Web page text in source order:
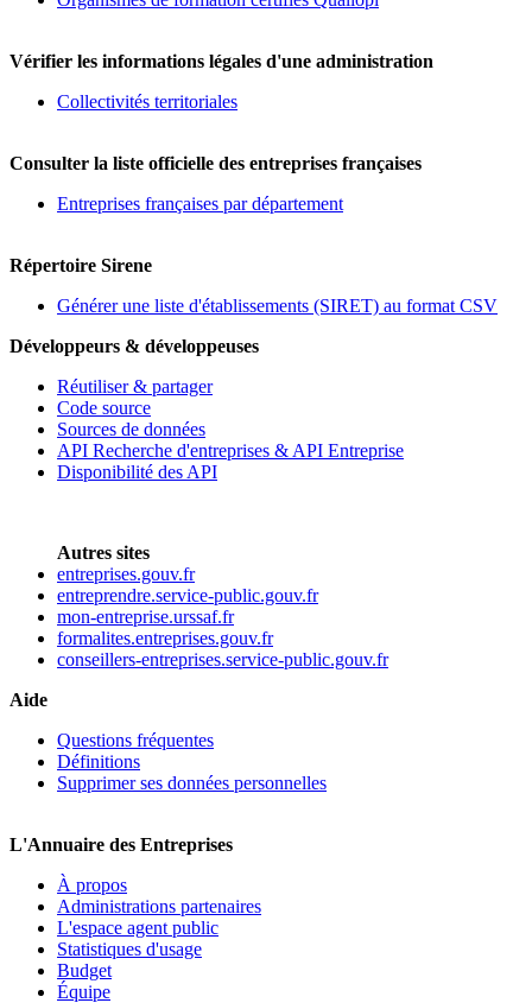
Vérifier les informations légales d'une administration
Collectivités territoriales
Consulter la liste officielle des entreprises françaises
Entreprises françaises par département
Répertoire Sirene
Générer une liste d'établissements (SIRET) au format CSV
Développeurs & développeuses
Réutiliser & partager
Code source
Sources de données
API Recherche d'entreprises & API Entreprise
Disponibilité des API
Autres sites
entreprises.gouv.fr
entreprendre.service-public.gouv.fr
mon-entreprise.urssaf.fr
formalites.entreprises.gouv.fr
conseillers-entreprises.service-public.gouv.fr
Aide
Questions fréquentes
Définitions
Supprimer ses données personnelles
L'Annuaire des Entreprises
À propos
Administrations partenaires
L'espace agent public
Statistiques d'usage
Budget
Équipe